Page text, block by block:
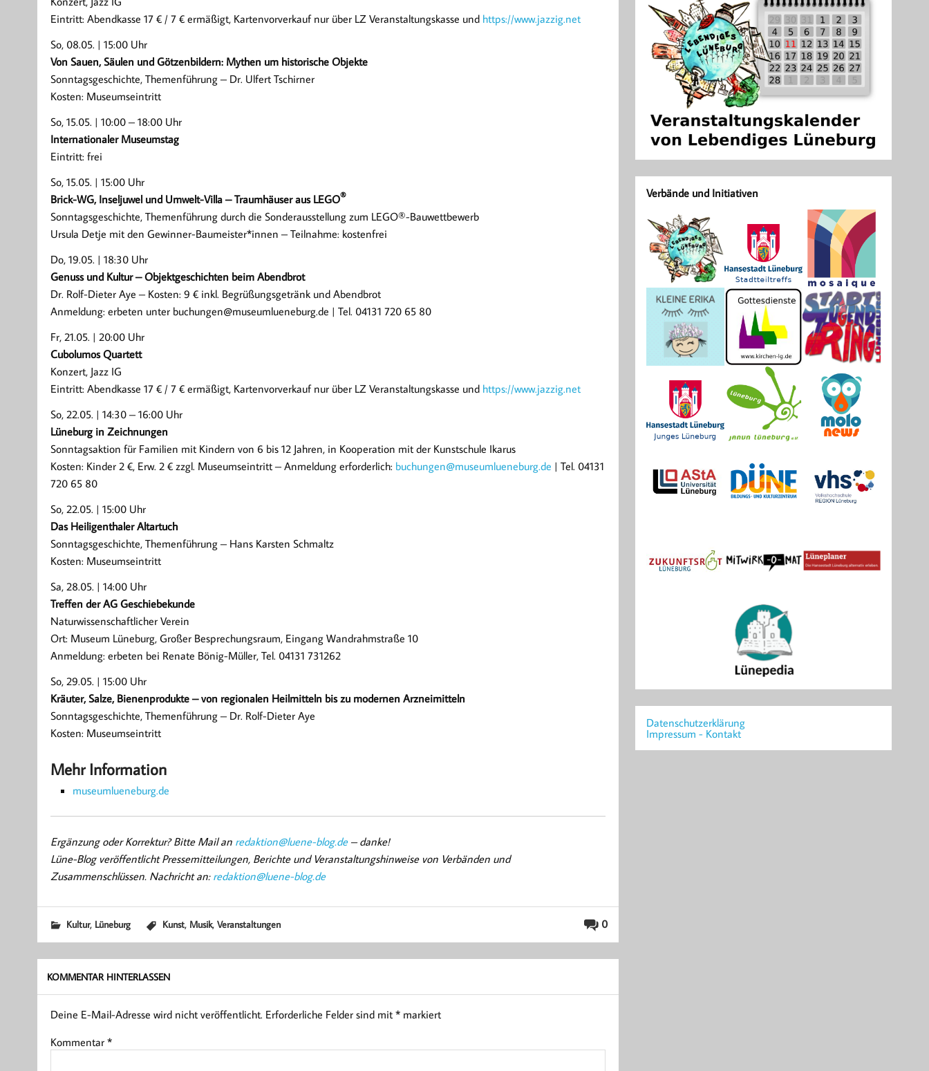
Eintritt: Abendkasse 17 € / 7 € ermäßigt, Kartenvorverkauf nur über LZ Veranstaltungskasse und https://www.jazzig.net
So, 08.05. | 15:00 Uhr
Von Sauen, Säulen und Götzenbildern: Mythen um historische Objekte
Sonntagsgeschichte, Themenführung – Dr. Ulfert Tschirner
Kosten: Museumseintritt
So, 15.05. | 10:00 – 18:00 Uhr
Internationaler Museumstag
Eintritt: frei
So, 15.05. | 15:00 Uhr
Brick-WG, Inseljuwel und Umwelt-Villa – Traumhäuser aus LEGO®
Sonntagsgeschichte, Themenführung durch die Sonderausstellung zum LEGO®-Bauwettbewerb
Ursula Detje mit den Gewinner-Baumeister*innen – Teilnahme: kostenfrei
Do, 19.05. | 18:30 Uhr
Genuss und Kultur – Objektgeschichten beim Abendbrot
Dr. Rolf-Dieter Aye – Kosten: 9 € inkl. Begrüßungsgetränk und Abendbrot
Anmeldung: erbeten unter buchungen@museumlueneburg.de | Tel. 04131 720 65 80
Fr, 21.05. | 20:00 Uhr
Cubolumos Quartett
Konzert, Jazz IG
Eintritt: Abendkasse 17 € / 7 € ermäßigt, Kartenvorverkauf nur über LZ Veranstaltungskasse und https://www.jazzig.net
So, 22.05. | 14:30 – 16:00 Uhr
Lüneburg in Zeichnungen
Sonntagsaktion für Familien mit Kindern von 6 bis 12 Jahren, in Kooperation mit der Kunstschule Ikarus
Kosten: Kinder 2 €, Erw. 2 € zzgl. Museumseintritt – Anmeldung erforderlich: buchungen@museumlueneburg.de | Tel. 04131
720 65 80
So, 22.05. | 15:00 Uhr
Das Heiligenthaler Altartuch
Sonntagsgeschichte, Themenführung – Hans Karsten Schmaltz
Kosten: Museumseintritt
Sa, 28.05. | 14:00 Uhr
Treffen der AG Geschiebekunde
Naturwissenschaftlicher Verein
Ort: Museum Lüneburg, Großer Besprechungsraum, Eingang Wandrahmstraße 10
Anmeldung: erbeten bei Renate Bönig-Müller, Tel. 04131 731262
So, 29.05. | 15:00 Uhr
Kräuter, Salze, Bienenprodukte – von regionalen Heilmitteln bis zu modernen Arzneimitteln
Sonntagsgeschichte, Themenführung – Dr. Rolf-Dieter Aye
Kosten: Museumseintritt
Mehr Information
museumlueneburg.de
Ergänzung oder Korrektur? Bitte Mail an redaktion@luene-blog.de– danke!
Lüne-Blog veröffentlicht Pressemitteilungen, Berichte und Veranstaltungshinweise von Verbänden und
Zusammenschlüssen. Nachricht an: redaktion@luene-blog.de
0
Kultur, Lüneburg Kunst, Musik, Veranstaltungen
KOMMENTAR HINTERLASSEN
Deine E-Mail-Adresse wird nicht veröffentlicht. Erforderliche Felder sind mit *markiert
Kommentar *
Verbände und Initiativen
Datenschutzerklärung
Impressum - Kontakt